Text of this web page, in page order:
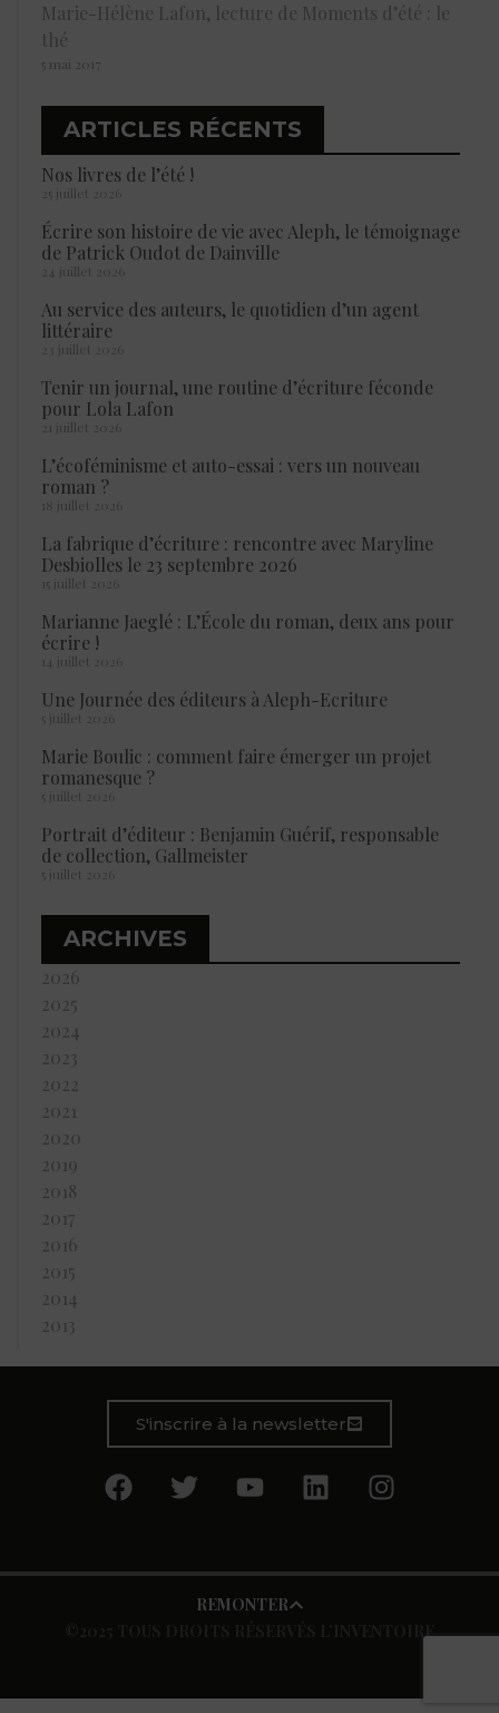
Marie-Hélène Lafon, lecture de Moments d’été : le
thé
5 mai 2017
ARTICLES RÉCENTS
Nos livres de l’été !
25 juillet 2026
Écrire son histoire de vie avec Aleph, le témoignage
de Patrick Oudot de Dainville
24 juillet 2026
Au service des auteurs, le quotidien d’un agent
littéraire
23 juillet 2026
Tenir un journal, une routine d’écriture féconde
pour Lola Lafon
21 juillet 2026
L’écoféminisme et auto-essai : vers un nouveau
roman ?
18 juillet 2026
La fabrique d’écriture : rencontre avec Maryline
Desbiolles le 23 septembre 2026
15 juillet 2026
Marianne Jaeglé : L’École du roman, deux ans pour
écrire !
14 juillet 2026
Une Journée des éditeurs à Aleph-Ecriture
5 juillet 2026
Marie Boulic : comment faire émerger un projet
romanesque ?
5 juillet 2026
Portrait d’éditeur : Benjamin Guérif, responsable
de collection, Gallmeister
5 juillet 2026
ARCHIVES
2026
2025
2024
2023
2022
2021
2020
2019
2018
2017
2016
2015
2014
2013
S'inscrire à la newsletter
REMONTER
©2025 TOUS DROITS RÉSERVÉS L’INVENTOIRE